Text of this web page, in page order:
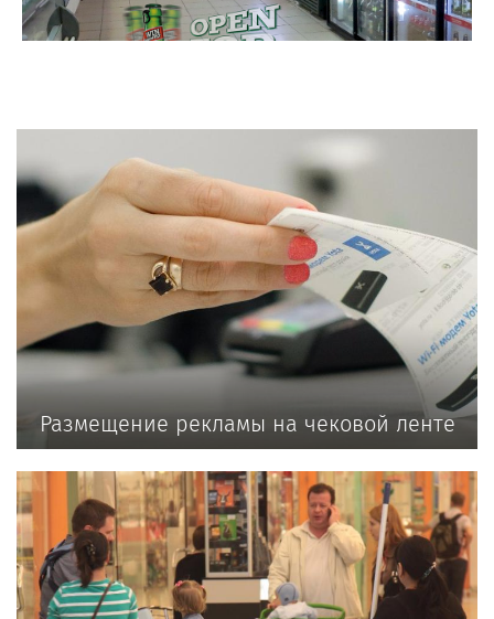
Размещение рекламы на чековой ленте